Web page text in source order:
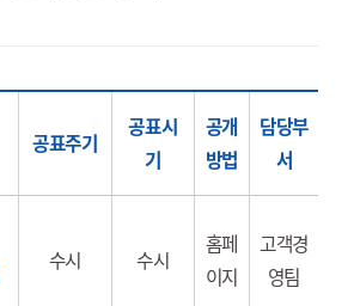
공표주기
공표시
기
공개
방법
담당부
서
수시 수시
홈페
이지
고객경
영팀